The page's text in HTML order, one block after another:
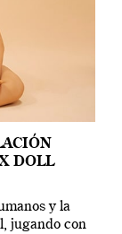
DOLL
y la
jugando con